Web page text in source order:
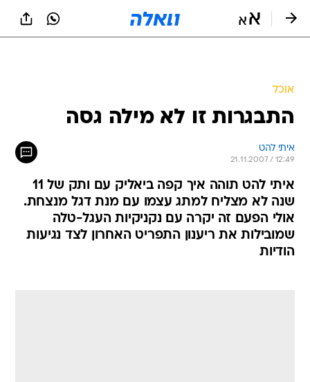
אוכל
התבגרות זו לא מילה גסה
איתי להט
21.11.2007 / 12:49
איתי להט תוהה איך קפה ביאליק עם ותק של 11
שנה לא מצליח למתג עצמו עם מנת דגל מנצחת.
אולי הפעם זה יקרה עם נקניקיות העגל-טלה
שמובילות את ריענון התפריט האחרון לצד נגיעות
הודיות